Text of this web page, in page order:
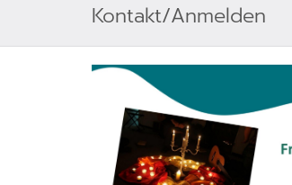
Kontakt/Anmelden